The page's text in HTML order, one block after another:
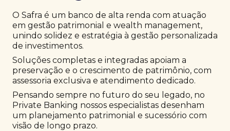
O Safra é um banco de alta renda com atuação
em gestão patrimonial e wealth management,
unindo solidez e estratégia à gestão personalizada
de investimentos.
Soluções completas e integradas apoiam a
preservação e o crescimento de patrimônio, com
assessoria exclusiva e atendimento dedicado.
Pensando sempre no futuro do seu legado, no
Private Banking nossos especialistas desenham
um planejamento patrimonial e sucessório com
visão de longo prazo.